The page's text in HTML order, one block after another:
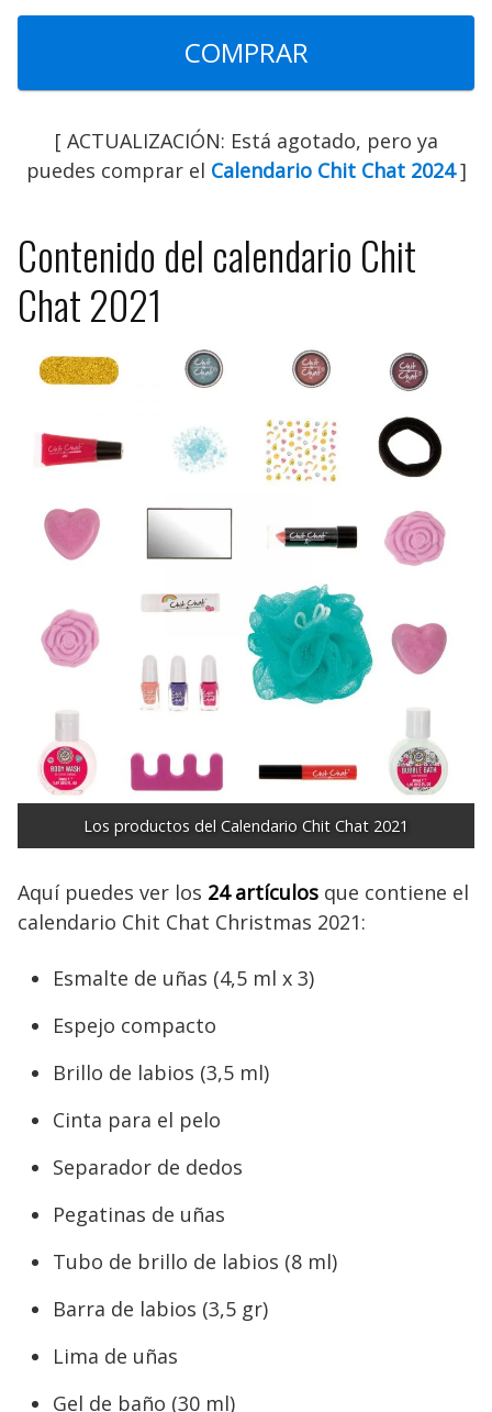
COMPRAR
[ ACTUALIZACIÓN: Está agotado, pero ya
puedes comprar el Calendario Chit Chat 2024]
Contenido del calendario Chit
Chat 2021
Los productos del Calendario Chit Chat 2021
Aquí puedes ver los 24 artículos que contiene el
calendario Chit Chat Christmas 2021:
Esmalte de uñas (4,5 ml x 3)
Espejo compacto
Brillo de labios (3,5 ml)
Cinta para el pelo
Separador de dedos
Pegatinas de uñas
Tubo de brillo de labios (8 ml)
Barra de labios (3,5 gr)
Lima de uñas
Gel de baño (30 ml)